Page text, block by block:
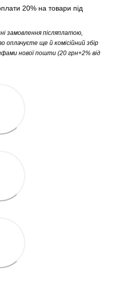
20% на товари під
замовлення післяплатою,
ще й комісійний збір
нової пошти (20 грн+2% від